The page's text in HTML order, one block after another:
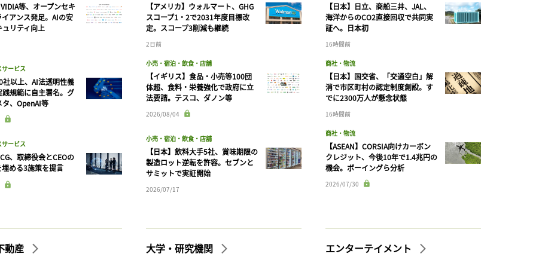
等、オープンセキ
アンス発足。AIの安
リティ向上
ービス
社以上、AI法透明性義
践規範に自主署名。グ
タ、OpenAI等
ービス
、取締役会とCEOの
める3施策を提言
【アメリカ】ウォルマート、GHG
スコープ1・2で2031年度目標改
定。スコープ3削減も継続
2日前
小売・宿泊・飲食・店舗
【イギリス】食品・小売等100団
体超、食料・栄養強化で政府に立
法要請。テスコ、ダノン等
2026/08/04
小売・宿泊・飲食・店舗
【日本】飲料大手5社、賞味期限の
製造ロット逆転を許容。セブンと
サミットで実証開始
2026/07/17
【日本】日立、商船三井、JAL、
海洋からのCO2直接回収で共同実
証へ。日本初
16時間前
商社・物流
【日本】国交省、「交通空白」解
消で市区町村の認定制度創設。す
でに2300万人が懸念状態
16時間前
商社・物流
【ASEAN】CORSIA向けカーボン
クレジット、今後10年で1.4兆円の
機会。ボーイングら分析
2026/07/30
動産 大学・研究機関 エンターテイメント